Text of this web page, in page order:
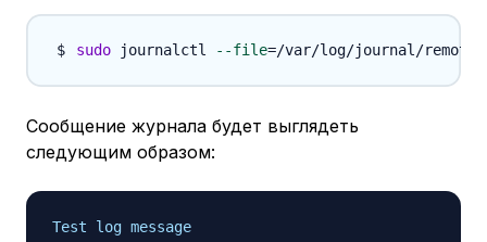
sudo journalctl --file=/var/log/journal/remote/
Сообщение журнала будет выглядеть
следующим образом:
Test log message